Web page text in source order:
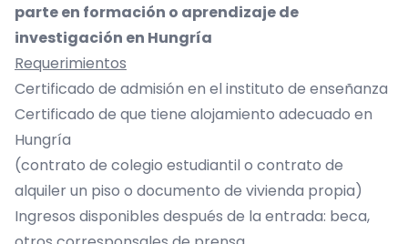
parte en formación o aprendizaje de
investigación en Hungría
Requerimientos
Certificado de admisión en el instituto de enseñanza
Certificado de que tiene alojamiento adecuado en
Hungría
(contrato de colegio estudiantil o contrato de
alquiler un piso o documento de vivienda propia)
Ingresos disponibles después de la entrada: beca,